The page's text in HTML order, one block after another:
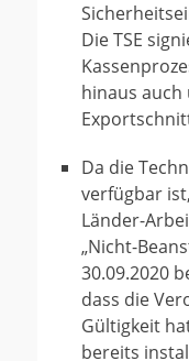
Die TSE
hinaus
Da die
verfügbar
Länder-
„Nicht-
30.09.2020
dass die
Gültigkeit
bereits